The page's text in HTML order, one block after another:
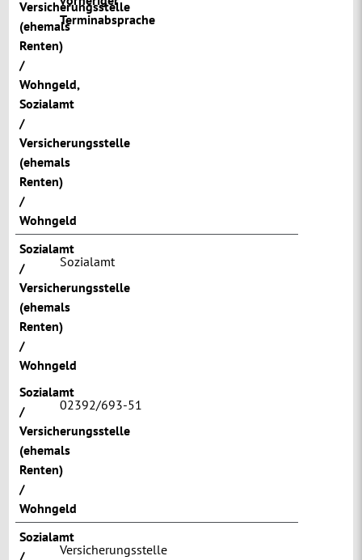
Versicherungsstelle
(ehemals
Renten)
/
Wohngeld,
Sozialamt
/
Versicherungsstelle
(ehemals
Renten)
/
Wohngeld
Terminabsprache
Sozialamt
/
Versicherungsstelle
(ehemals
Renten)
/
Wohngeld
Sozialamt
Sozialamt
/
Versicherungsstelle
(ehemals
Renten)
/
Wohngeld
02392/693-51
Sozialamt
/
Versicherungsstelle